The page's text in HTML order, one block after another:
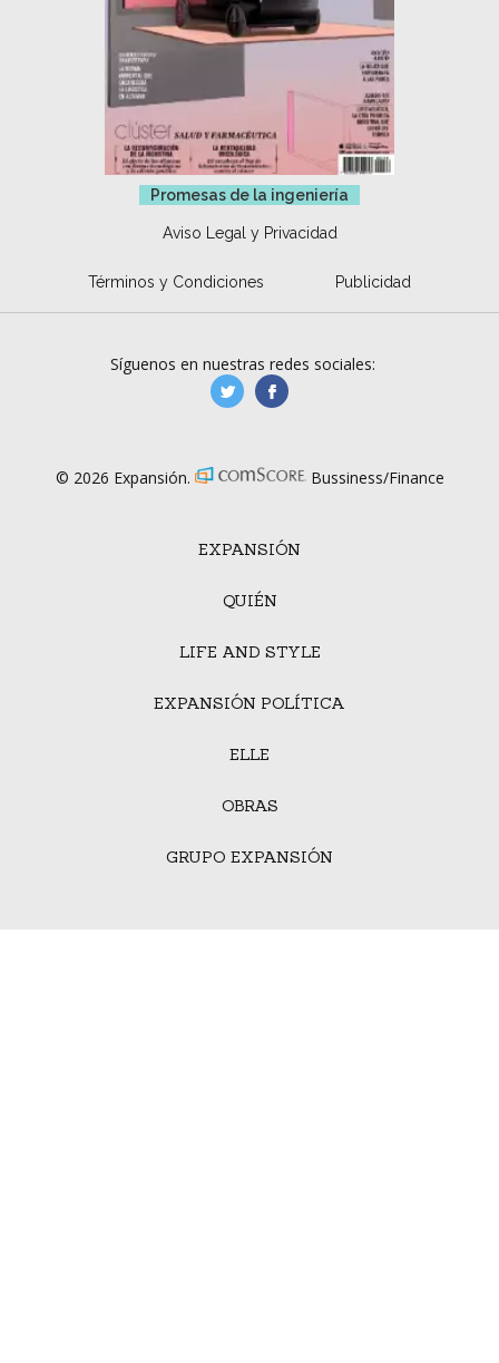
Promesas de la ingeniería
Aviso Legal y Privacidad
Términos y Condiciones Publicidad
EXPANSIÓN
QUIÉN
LIFE AND STYLE
EXPANSIÓN POLÍTICA
ELLE
OBRAS
GRUPO EXPANSIÓN
Síguenos en nuestras redes sociales:
manufacturaGE
© 2026 Expansión. Bussiness/Finance